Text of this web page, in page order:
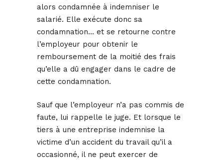
alors condamnée à indemniser le
salarié. Elle exécute donc sa
condamnation… et se retourne contre
l’employeur pour obtenir le
remboursement de la moitié des frais
qu’elle a dû engager dans le cadre de
cette condamnation.
Sauf que l’employeur n’a pas commis de
faute, lui rappelle le juge. Et lorsque le
tiers à une entreprise indemnise la
victime d’un accident du travail qu’il a
occasionné, il ne peut exercer de